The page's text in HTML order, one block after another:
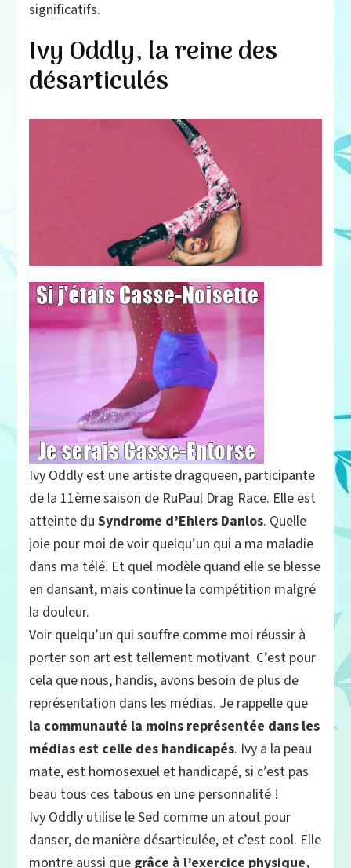
significatifs.
Ivy Oddly, la reine des
désarticulés
Ivy Oddly est une artiste dragqueen, participante
de la 11ème saison de RuPaul Drag Race. Elle est
atteinte duSyndrome d’Ehlers Danlos. Quelle
joie pour moi de voir quelqu’un qui a ma maladie
dans ma télé. Et quel modèle quand elle se blesse
en dansant, mais continue la compétition malgré
la douleur.
Voir quelqu’un qui souffre comme moi réussir à
porter son art est tellement motivant. C’est pour
cela que nous, handis, avons besoin de plus de
représentation dans les médias. Je rappelle que
la communauté la moins représentée dans les
médias est celle des handicapés. Ivy a la peau
mate, est homosexuel et handicapé, si c’est pas
beau tous ces tabous en une personnalité !
Ivy Oddly utilise le Sed comme un atout pour
danser, de manière désarticulée, et c’est cool. Elle
montre aussi que grâce à l’exercice physique,